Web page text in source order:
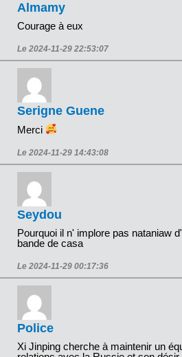
Almamy
Courage à eux
Le 2024-11-29 22:53:07
Serigne Guene
Merci
Le 2024-11-29 14:43:08
Seydou
Pourquoi il n' implore pas nataniaw
bande de casa
Le 2024-11-29 00:17:36
Police
Xi Jinping cherche à maintenir un